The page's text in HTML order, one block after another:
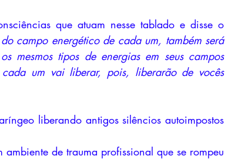
que atuam nesse tablado e disse o
campo energético de cada um, também será
mesmos tipos de energias em seus campos
um vai liberar, pois, liberarão de vocês
liberando antigos silêncios autoimpostos
de trauma profissional que se rompeu